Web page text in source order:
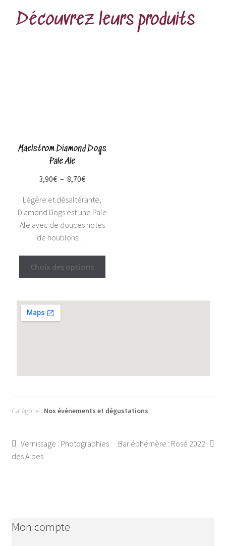
Découvrez leurs produits
Maelstrom Diamond Dogs
Pale Ale
3,90€ – 8,70€
Légère et désaltérante,
Diamond Dogs est une Pale
Ale avec de douces notes
de houblons.…
Choix des options
Catégorie : Nos événements et dégustations
Vernissage : Photographies
des Alpes
Bar éphémère : Rosé 2022
Mon compte